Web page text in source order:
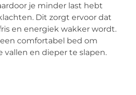
je minder last hebt
Dit zorgt ervoor dat
en energiek wakker wordt.
comfortabel bed om
vallen en dieper te slapen.